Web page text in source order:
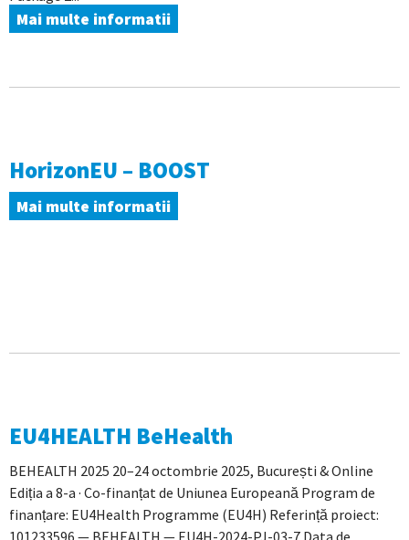
Mai multe informatii
HorizonEU – BOOST
Mai multe informatii
EU4HEALTH BeHealth
BEHEALTH 2025 20–24 octombrie 2025, București & Online
Ediția a 8-a · Co-finanțat de Uniunea Europeană Program de
finanțare: EU4Health Programme (EU4H) Referință proiect: